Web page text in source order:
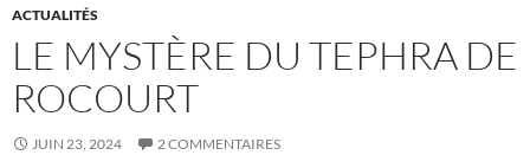
ACTUALITÉS
LE MYSTÈRE DU TEPHRA DE
ROCOURT
JUIN 23, 2024 2 COMMENTAIRES